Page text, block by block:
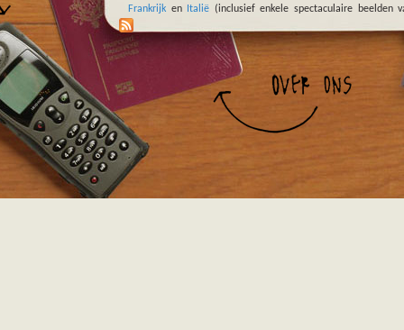
Frankrijk en Italië (inclusief enkele spectaculaire beelden
blusvliegtuig!). Wie liever leest kan terecht op de
met verhalen van België , LuxemburgenFrankrijk. De
moeten dan weer opdeze pagina
toegevoegd door To op 1 oktober 2012 om
4 reacties
LUXEMBURG: TANKLAND